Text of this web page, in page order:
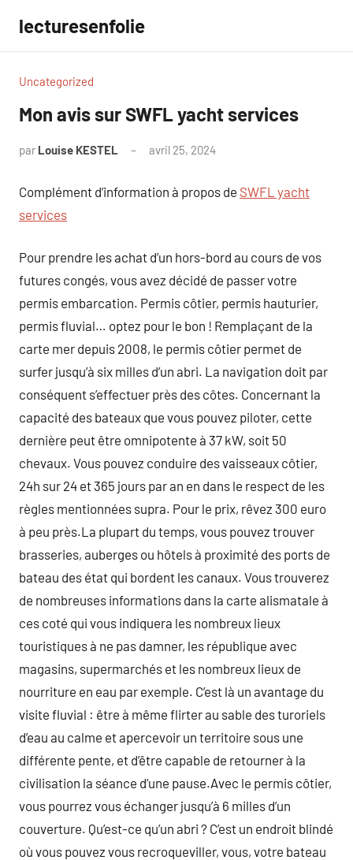
contenu
lecturesenfolie
Uncategorized
Mon avis sur SWFL yacht services
par Louise KESTEL avril 25, 2024
Complément d’information à propos de SWFL yacht
services
Pour prendre les achat d’un hors-bord au cours de vos
futures congés, vous avez décidé de passer votre
permis embarcation. Permis côtier, permis hauturier,
permis fluvial… optez pour le bon ! Remplaçant de la
carte mer depuis 2008, le permis côtier permet de
surfer jusqu’à six milles d’un abri. La navigation doit par
conséquent s’effectuer près des côtes. Concernant la
capacité des bateaux que vous pouvez piloter, cette
dernière peut être omnipotente à 37 kW, soit 50
chevaux. Vous pouvez conduire des vaisseaux côtier,
24h sur 24 et 365 jours par an en dans le respect de les
règles mentionnées supra. Pour le prix, rêvez 300 euro
à peu près.La plupart du temps, vous pouvez trouver
brasseries, auberges ou hôtels à proximité des ports de
bateau des état qui bordent les canaux. Vous trouverez
de nombreuses informations dans la carte alismatale à
ces coté qui vous indiquera les nombreux lieux
touristiques à ne pas damner, les république avec
magasins, supermarchés et les nombreux lieux de
nourriture en eau par exemple. C’est là un avantage du
visite fluvial : être à même flirter au sable des turoriels
d’eau au calme et apercevoir un territoire sous une
différente pente, et d’être capable de retourner à la
civilisation la séance d’une pause.Avec le permis côtier,
vous pourrez vous échanger jusqu’à 6 milles d’un
couverture. Qu’est-ce qu’un abri ? C’est un endroit blindé
où vous pouvez vous recroqueviller, vous, votre bateau